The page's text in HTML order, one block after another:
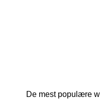
De mest populære